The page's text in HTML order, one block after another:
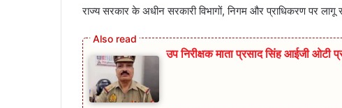
राज्य सरकार के अधीन सरकारी विभागों, निगम और प्राधिकरण पर लागू
उप निरीक्षक माता प्रसाद सिंह आईजी ओटी